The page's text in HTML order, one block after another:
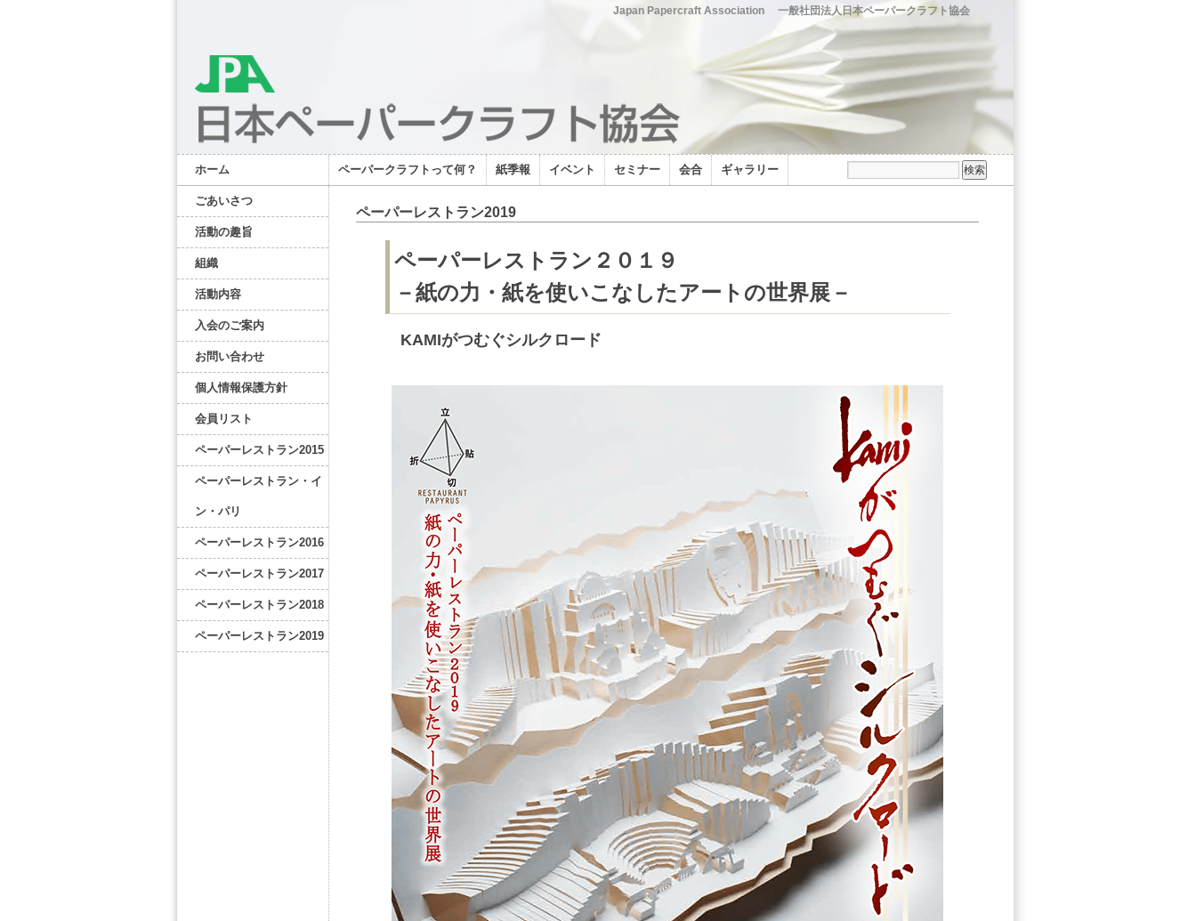
Japan Papercraft Association 一般社団法人日本ペーパークラフト協会
ホーム ペーパークラフトって何？ 紙季報 イベント セミナー 会合 ギャラリー
ごあいさつ
活動の趣旨
組織
活動内容
入会のご案内
お問い合わせ
個人情報保護方針
会員リスト
ペーパーレストラン2015
ペーパーレストラン・イ
ン・パリ
ペーパーレストラン2016
ペーパーレストラン2017
ペーパーレストラン2018
ペーパーレストラン2019
ペーパーレストラン2019
ペーパーレストラン２０１９
－紙の力・紙を使いこなしたアートの世界展－
KAMIがつむぐシルクロード